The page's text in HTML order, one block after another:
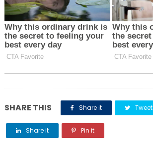
SHARE THIS Share it Tweet
Share it Pin it